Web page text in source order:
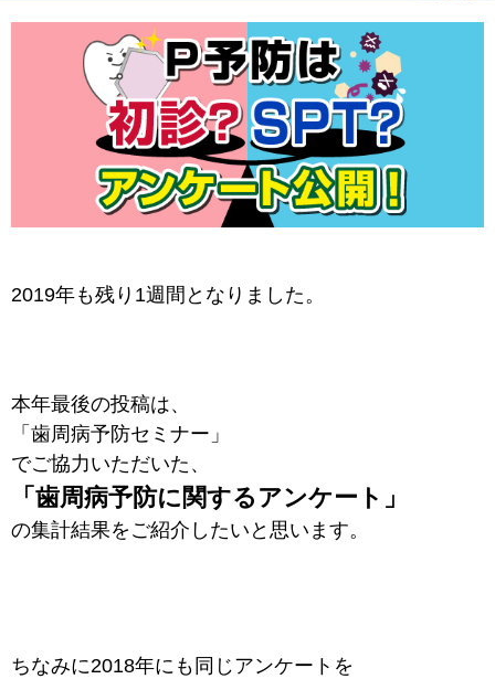
2019年も残り1週間となりました。
本年最後の投稿は、
「歯周病予防セミナー」
でご協力いただいた、
「歯周病予防に関するアンケート」
の集計結果をご紹介したいと思います。
ちなみに2018年にも同じアンケートを